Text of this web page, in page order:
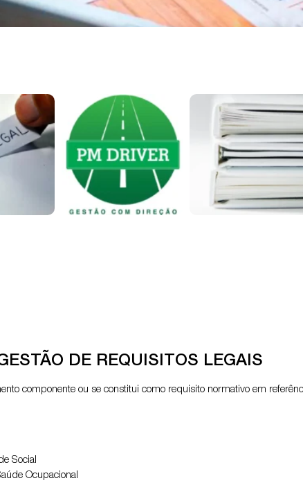
DE REQUISITOS LEGAIS
componente ou se constitui como requisito normativo em
Social
Ocupacional